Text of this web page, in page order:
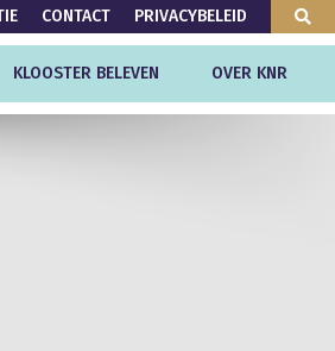
CONTACT PRIVACYBELEID
KLOOSTER BELEVEN OVER KNR